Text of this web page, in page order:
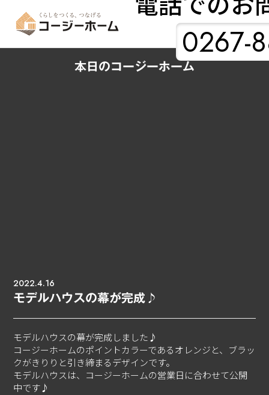
0267-
2022.4.16
モデルハウスの幕が完成♪
モデルハウスの幕が完成しました♪
コージーホームのポイントカラーであるオレンジと、ブラッ
クがきりりと引き締まるデザインです。
モデルハウスは、コージーホームの営業日に合わせて公開
中です♪
本日のコージーホーム